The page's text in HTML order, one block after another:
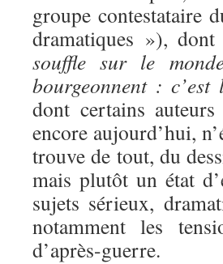
groupe contestataire
dramatiques »),
souffle sur le
bourgeonnent : c’est
dont certains auteurs
encore aujourd’hui,
trouve de tout, du
mais plutôt un état
sujets sérieux,
notamment les
d’après-guerre.